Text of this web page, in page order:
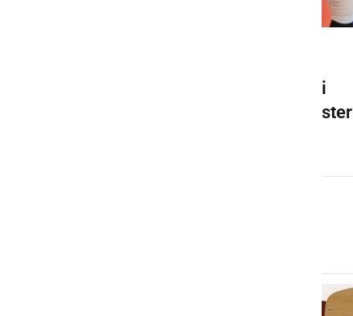
Kljub ukrepom tudi letošnji
marec v vrtcu Ljutomer pester